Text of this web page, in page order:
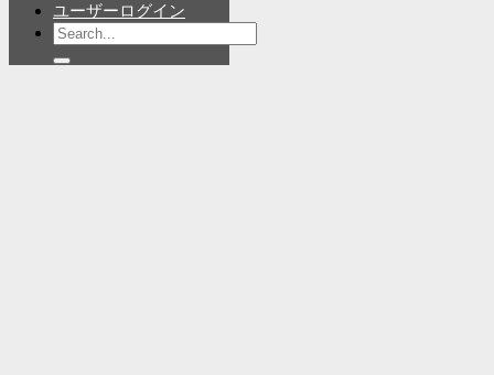
ユーザーログイン